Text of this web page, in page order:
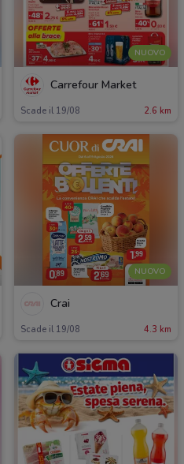
NUOVO
Carrefour Market
Scade il 19/08 2.6 km
NUOVO
Crai
Scade il 19/08 4.3 km